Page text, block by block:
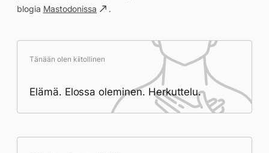
blogia Mastodonissa .
Tänään olen kiitollinen
Elämä. Elossa oleminen. Herkuttelu.